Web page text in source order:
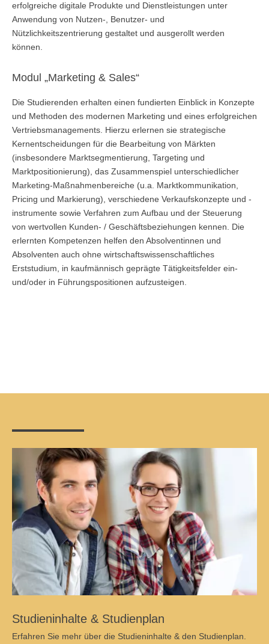
Übersicht
Übersicht
Planspiel Produktionssteuerung und Logistik
Übersicht
Industrie 4.0
Übersicht
Kompetenzbasiertes Projektmanagement
erfolgreiche digitale Produkte und Dienstleistungen unter
Anwendung von Nutzen-, Benutzer- und
Nützlichkeitszentrierung gestaltet und ausgerollt werden
können.
Modul „Marketing & Sales“
Die Studierenden erhalten einen fundierten Einblick in Konzepte
und Methoden des modernen Marketing und eines erfolgreichen
Vertriebsmanagements. Hierzu erlernen sie strategische
Kernentscheidungen für die Bearbeitung von Märkten
(insbesondere Marktsegmentierung, Targeting und
Marktpositionierung), das Zusammenspiel unterschiedlicher
Marketing-Maßnahmenbereiche (u.a. Marktkommunikation,
Pricing und Markierung), verschiedene Verkaufskonzepte und -
instrumente sowie Verfahren zum Aufbau und der Steuerung
von wertvollen Kunden- / Geschäftsbeziehungen kennen. Die
erlernten Kompetenzen helfen den Absolventinnen und
Absolventen auch ohne wirtschaftswissenschaftliches
Erststudium, in kaufmännisch geprägte Tätigkeitsfelder ein-
und/oder in Führungspositionen aufzusteigen.
Studieninhalte & Studienplan
Erfahren Sie mehr über die Studieninhalte & den Studienplan.